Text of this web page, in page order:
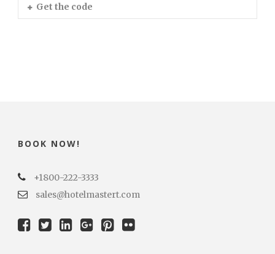
Get the code
BOOK NOW!
+1800-222-3333
sales@hotelmastert.com